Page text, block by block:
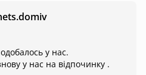
у нас.
у нас на відпочинку .